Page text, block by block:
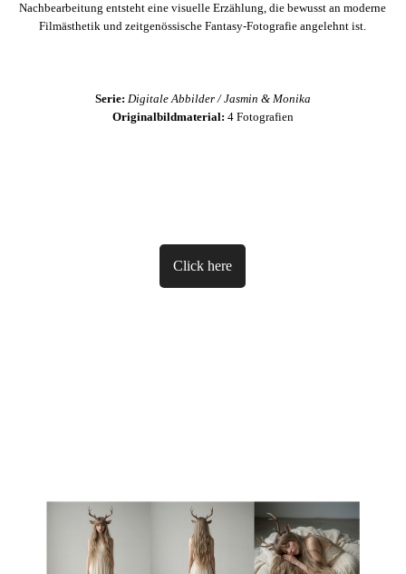
Nachbearbeitung entsteht eine visuelle Erzählung, die bewusst an moderne
Filmästhetik und zeitgenössische Fantasy-Fotografie angelehnt ist.
Serie: Digitale Abbilder / Jasmin & Monika
Originalbildmaterial: 4 Fotografien
Click here